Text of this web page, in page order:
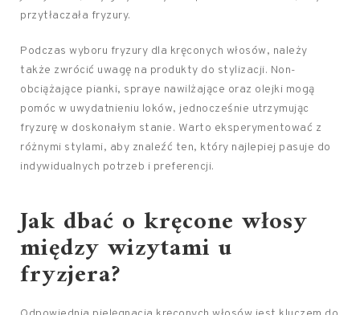
przytłaczała fryzury.
Podczas wyboru fryzury dla kręconych włosów, należy
także zwrócić uwagę na produkty do stylizacji. Non-
obciążające pianki, spraye nawilżające oraz olejki mogą
pomóc w uwydatnieniu loków, jednocześnie utrzymując
fryzurę w doskonałym stanie. Warto eksperymentować z
różnymi stylami, aby znaleźć ten, który najlepiej pasuje do
indywidualnych potrzeb i preferencji.
Jak dbać o kręcone włosy
między wizytami u
fryzjera?